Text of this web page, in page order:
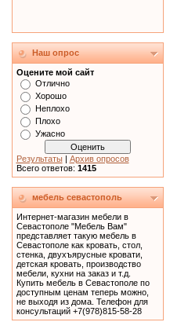
Наш опрос
Оцените мой сайт
Отлично
Хорошо
Неплохо
Плохо
Ужасно
Результаты| Архив опросов
Всего ответов: 1415
мебель севастополь
Интернет-магазин мебели в
Севастополе "Мебель Вам"
представляет такую мебель в
Севастополе как кровать, cтол,
стенка, двухъярусные кровати,
детская кровать, производство
мебели, кухни на заказ и т.д.
Купить мебель в Севастополе по
доступным ценам теперь можно,
не выходя из дома. Телефон для
консультаций +7(978)815-58-28